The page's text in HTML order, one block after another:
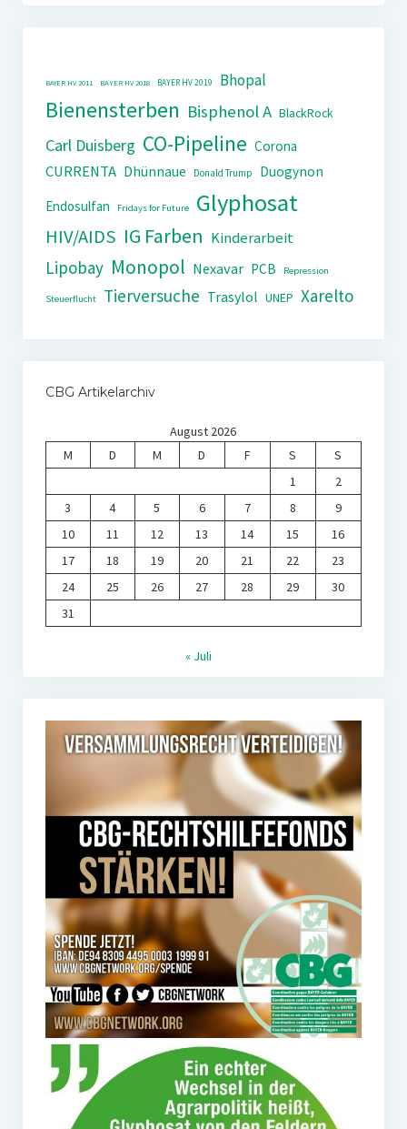
BAYER HV 2011 BAYER HV 2018 BAYER HV 2019 Bhopal
Bienensterben Bisphenol A BlackRock
Carl Duisberg CO-Pipeline Corona
CURRENTA Dhünnaue Donald Trump
Duogynon
Endosulfan
Fridays for Future Glyphosat
HIV/AIDS IG Farben Kinderarbeit
Lipobay Monopol Nexavar PCB Repression
Steuerflucht Tierversuche Trasylol UNEP Xarelto
CBG Artikelarchiv
August 2026
M
D M D F S
S
1
2
3
4 5 6 7 8
9
10
11 12 13 14 15
16
17
18 19 20 21 22
23
24
25 26 27 28 29
30
31
« Juli